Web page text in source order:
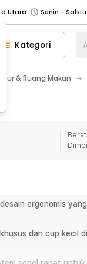
Utara
Barat
Senin -
Senin - Jumat
Senin - Jumat
Senin -
Barat
Senin -
Barat
Senin -
Kategori
& Ruang Makan
ergonomis
dan cup kecil